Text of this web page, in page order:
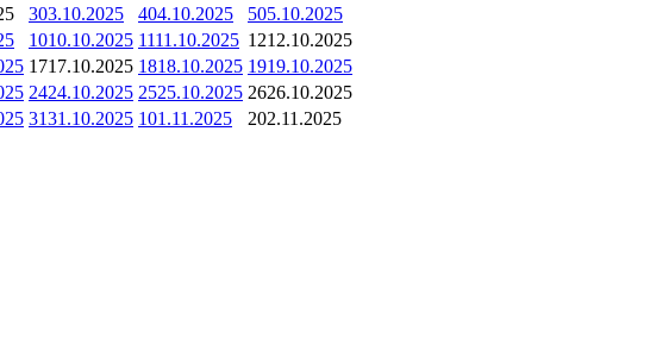
303.10.2025 404.10.2025 505.10.2025
1010.10.2025 1111.10.2025 1212.10.2025
1717.10.2025 1818.10.2025 1919.10.2025
2424.10.2025 2525.10.2025 2626.10.2025
3131.10.2025 101.11.2025 202.11.2025